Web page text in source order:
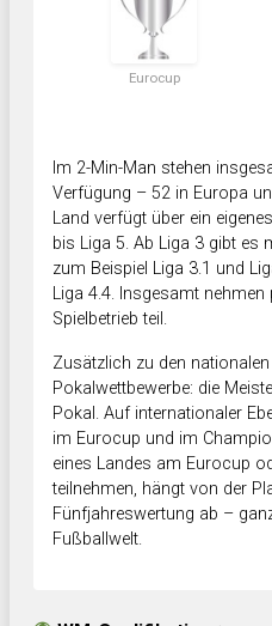
Eurocup
Im 2-Min-Man stehen
Verfügung – 52 in Europa
Land verfügt über ein
bis Liga 5. Ab Liga 3 gibt es
zum Beispiel Liga 3.1 und
Liga 4.4. Insgesamt
Spielbetrieb teil.
Zusätzlich zu den
Pokalwettbewerbe: die
Pokal. Auf internationaler
im Eurocup und im
eines Landes am Eurocup
teilnehmen, hängt von der
Fünfjahreswertung ab –
Fußballwelt.